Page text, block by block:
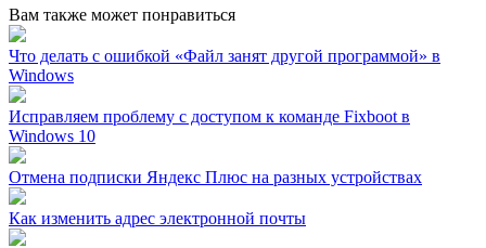
Вам также может понравиться
Что делать с ошибкой «Файл занят другой программой» в
Windows
Исправляем проблему с доступом к команде Fixboot в
Windows 10
Отмена подписки Яндекс Плюс на разных устройствах
Как изменить адрес электронной почты